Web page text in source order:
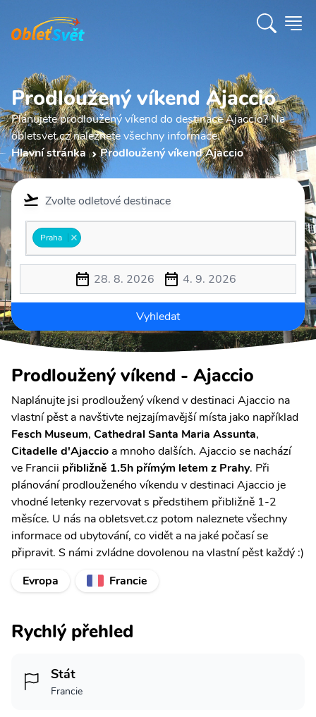
Prodloužený víkend Ajaccio
Plánujete prodloužený víkend do destinace Ajaccio? Na
obletsvet.cz naleznete všechny informace.
Hlavní stránka
Prodloužený víkend Ajaccio
Zvolte odletové destinace
Praha
28. 8. 2026 4. 9. 2026
Vyhledat
Prodloužený víkend - Ajaccio
Naplánujte jsi prodloužený víkend v destinaci Ajaccio na
vlastní pěst a navštivte nejzajímavější místa jako například
Fesch Museum, Cathedral Santa Maria Assunta,
Citadelle d'Ajaccio a mnoho dalších. Ajaccio se nachází
ve Francii přibližně 1.5h přímým letem z Prahy. Při
plánování prodlouženého víkendu v destinaci Ajaccio je
vhodné letenky rezervovat s předstihem přibližně 1-2
měsíce. U nás na obletsvet.cz potom naleznete všechny
informace od ubytování, co vidět a na jaké počasí se
připravit. S námi zvládne dovolenou na vlastní pěst každý :)
Evropa
Francie
Rychlý přehled
Stát
Francie